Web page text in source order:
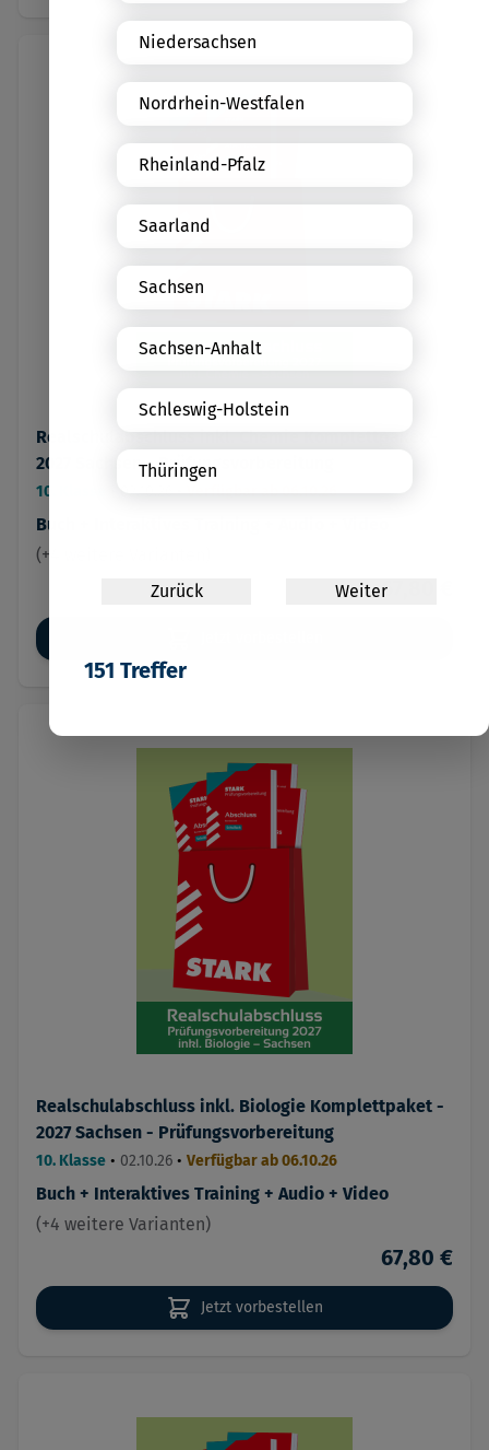
Realschulabschluss inkl. Chemie Komplettpaket -
2027 Sachsen - Prüfungsvorbereitung
10. Klasse 02.10.26•Verfügbar ab 06.10.26
Buch + Interaktives Training + Audio + Video
(+4 weitere Varianten)
67,80 €
Realschulabschluss inkl. Biologie Komplettpaket -
2027 Sachsen - Prüfungsvorbereitung
10. Klasse • 02.10.26 • Verfügbar ab 06.10.26
Buch + Interaktives Training + Audio + Video
(+4 weitere Varianten)
67,80 €
Jetzt vorbestellen
Niedersachsen
Nordrhein-Westfalen
Rheinland-Pfalz
Saarland
Sachsen
Sachsen-Anhalt
Schleswig-Holstein
Thüringen
Zurück Weiter
151 Treffer